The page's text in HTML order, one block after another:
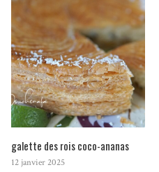
galette des rois coco-ananas
12 janvier 2025